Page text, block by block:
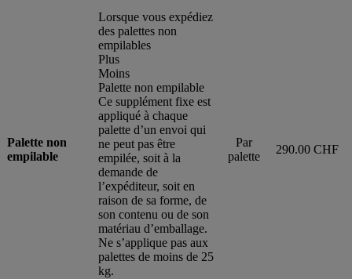
Palette non
empilable
Lorsque vous expédiez
des palettes non
empilables
Plus
Moins
Palette non empilable
Ce supplément fixe est
appliqué à chaque
palette d’un envoi qui
ne peut pas être
empilée, soit à la
demande de
l’expéditeur, soit en
raison de sa forme, de
son contenu ou de son
matériau d’emballage.
Ne s’applique pas aux
palettes de moins de 25
kg.
Par
palette
290.00 CHF